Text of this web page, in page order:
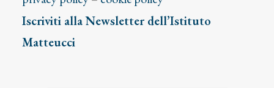
Iscriviti alla Newsletter dell’Istituto
Matteucci